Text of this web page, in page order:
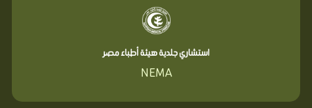
استشاري جلدية هيئة أطباء مصر
NEMA